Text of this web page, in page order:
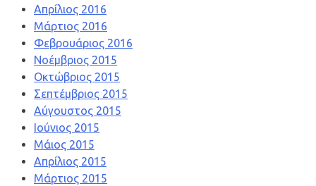
Απρίλιος 2016
Μάρτιος 2016
Φεβρουάριος 2016
Νοέμβριος 2015
Οκτώβριος 2015
Σεπτέμβριος 2015
Αύγουστος 2015
Ιούνιος 2015
Μάιος 2015
Απρίλιος 2015
Μάρτιος 2015